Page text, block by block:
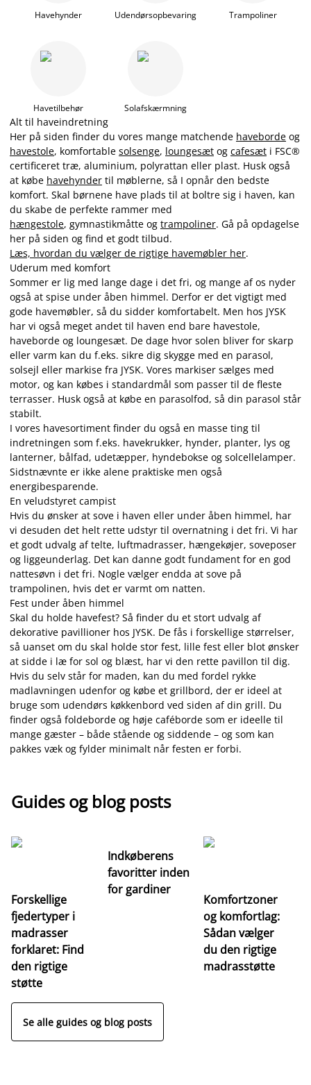
Havehynder Udendørsopbevaring Trampoliner
Havetilbehør Solafskærmning
Alt til haveindretning
Her på siden finder du vores mange matchende haveborde og
havestole, komfortable solsenge, loungesæt og cafesæt i FSC®
certificeret træ, aluminium, polyrattan eller plast. Husk også
at købe havehynder til møblerne, så I opnår den bedste
komfort. Skal børnene have plads til at boltre sig i haven, kan
du skabe de perfekte rammer med
hængestole, gymnastikmåtte og trampoliner. Gå på opdagelse
her på siden og find et godt tilbud.
Læs, hvordan du vælger de rigtige havemøbler her.
Uderum med komfort
Sommer er lig med lange dage i det fri, og mange af os nyder
også at spise under åben himmel. Derfor er det vigtigt med
gode havemøbler, så du sidder komfortabelt. Men hos JYSK
har vi også meget andet til haven end bare havestole,
haveborde og loungesæt. De dage hvor solen bliver for skarp
eller varm kan du f.eks. sikre dig skygge med en parasol,
solsejl eller markise fra JYSK. Vores markiser sælges med
motor, og kan købes i standardmål som passer til de fleste
terrasser. Husk også at købe en parasolfod, så din parasol står
stabilt.
I vores havesortiment finder du også en masse ting til
indretningen som f.eks. havekrukker, hynder, planter, lys og
lanterner, bålfad, udetæpper, hyndebokse og solcellelamper.
Sidstnævnte er ikke alene praktiske men også
energibesparende.
En veludstyret campist
Hvis du ønsker at sove i haven eller under åben himmel, har
vi desuden det helt rette udstyr til overnatning i det fri. Vi har
et godt udvalg af telte, luftmadrasser, hængekøjer, soveposer
og liggeunderlag. Det kan danne godt fundament for en god
nattesøvn i det fri. Nogle vælger endda at sove på
trampolinen, hvis det er varmt om natten.
Fest under åben himmel
Skal du holde havefest? Så finder du et stort udvalg af
dekorative pavillioner hos JYSK. De fås i forskellige størrelser,
så uanset om du skal holde stor fest, lille fest eller blot ønsker
at sidde i læ for sol og blæst, har vi den rette pavillon til dig.
Hvis du selv står for maden, kan du med fordel rykke
madlavningen udenfor og købe et grillbord, der er ideel at
bruge som udendørs køkkenbord ved siden af din grill. Du
finder også foldeborde og høje caféborde som er ideelle til
mange gæster – både stående og siddende – og som kan
pakkes væk og fylder minimalt når festen er forbi.
Guides og blog posts
Forskellige
fjedertyper i
madrasser
forklaret: Find
den rigtige
støtte
Indkøberens
favoritter inden
for gardiner
Komfortzoner
og komfortlag:
Sådan vælger
du den rigtige
madrasstøtte
Se alle guides og blog posts